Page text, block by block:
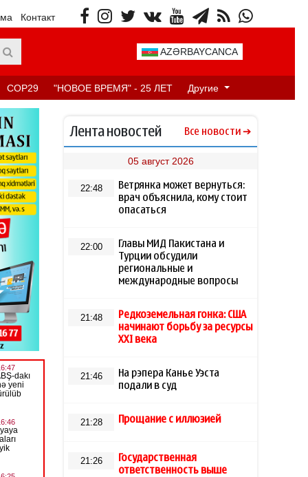
Контакт
AZƏRBAYCANCA
COP29 "НОВОЕ ВРЕМЯ" - 25 ЛЕТ Другие
Лента новостей Все новости
05 август 2026
22:48
Ветрянка может вернуться:
врач объяснила, кому стоит
опасаться
22:00
Главы МИД Пакистана и
Турции обсудили
региональные и
международные вопросы
21:48
Редкоземельная гонка: США
начинают борьбу за ресурсы
XXI века
21:46
На рэпера Канье Уэста
подали в суд
21:28 Прощание с иллюзией
21:26
Государственная
ответственность выше